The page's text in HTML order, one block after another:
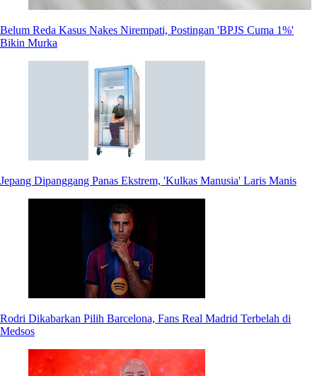
Belum Reda Kasus Nakes Nirempati, Postingan 'BPJS Cuma 1%'
Bikin Murka
Jepang Dipanggang Panas Ekstrem, 'Kulkas Manusia' Laris Manis
Rodri Dikabarkan Pilih Barcelona, Fans Real Madrid Terbelah di
Medsos